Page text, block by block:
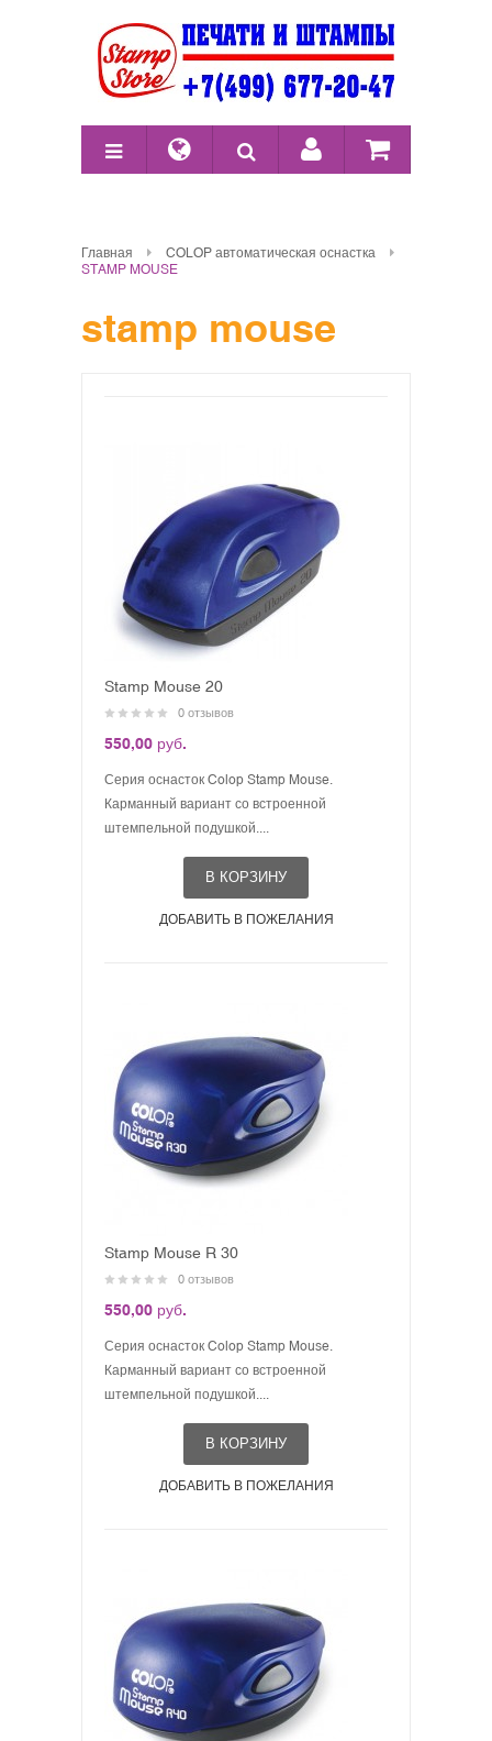
Главная
COLOP автоматическая оснастка
STAMP MOUSE
stamp mouse
Stamp Mouse 20
0 отзывов
550,00 руб.
Серия оснасток Colop Stamp Mouse.
Карманный вариант со встроенной
штемпельной подушкой....
В КОРЗИНУ
ДОБАВИТЬ В ПОЖЕЛАНИЯ
Stamp Mouse R 30
0 отзывов
550,00 руб.
Серия оснасток Colop Stamp Mouse.
Карманный вариант со встроенной
штемпельной подушкой....
В КОРЗИНУ
ДОБАВИТЬ В ПОЖЕЛАНИЯ